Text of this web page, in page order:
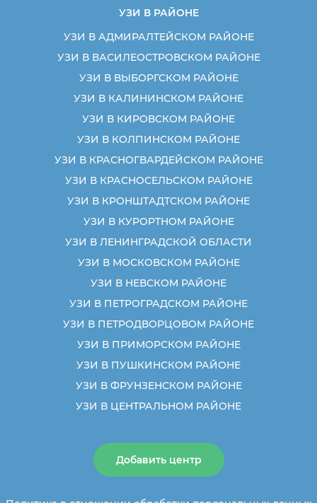
УЗИ В РАЙОНЕ
УЗИ В АДМИРАЛТЕЙСКОМ РАЙОНЕ
УЗИ В ВАСИЛЕОСТРОВСКОМ РАЙОНЕ
УЗИ В ВЫБОРГСКОМ РАЙОНЕ
УЗИ В КАЛИНИНСКОМ РАЙОНЕ
УЗИ В КИРОВСКОМ РАЙОНЕ
УЗИ В КОЛПИНСКОМ РАЙОНЕ
УЗИ В КРАСНОГВАРДЕЙСКОМ РАЙОНЕ
УЗИ В КРАСНОСЕЛЬСКОМ РАЙОНЕ
УЗИ В КРОНШТАДТСКОМ РАЙОНЕ
УЗИ В КУРОРТНОМ РАЙОНЕ
УЗИ В ЛЕНИНГРАДСКОЙ ОБЛАСТИ
УЗИ В МОСКОВСКОМ РАЙОНЕ
УЗИ В НЕВСКОМ РАЙОНЕ
УЗИ В ПЕТРОГРАДСКОМ РАЙОНЕ
УЗИ В ПЕТРОДВОРЦОВОМ РАЙОНЕ
УЗИ В ПРИМОРСКОМ РАЙОНЕ
УЗИ В ПУШКИНСКОМ РАЙОНЕ
УЗИ В ФРУНЗЕНСКОМ РАЙОНЕ
УЗИ В ЦЕНТРАЛЬНОМ РАЙОНЕ
Добавить центр